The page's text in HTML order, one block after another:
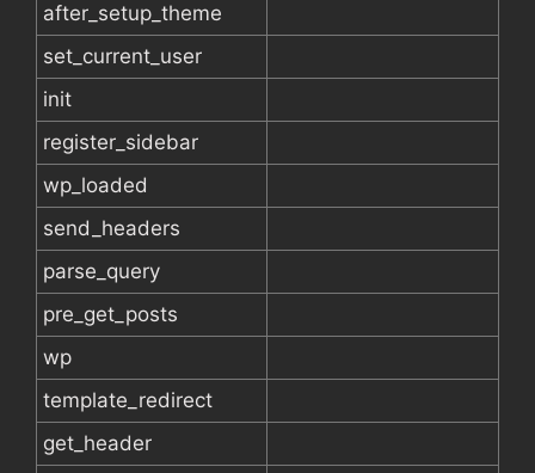
after_setup_theme
set_current_user
init
register_sidebar
wp_loaded
send_headers
parse_query
pre_get_posts
wp
template_redirect
get_header